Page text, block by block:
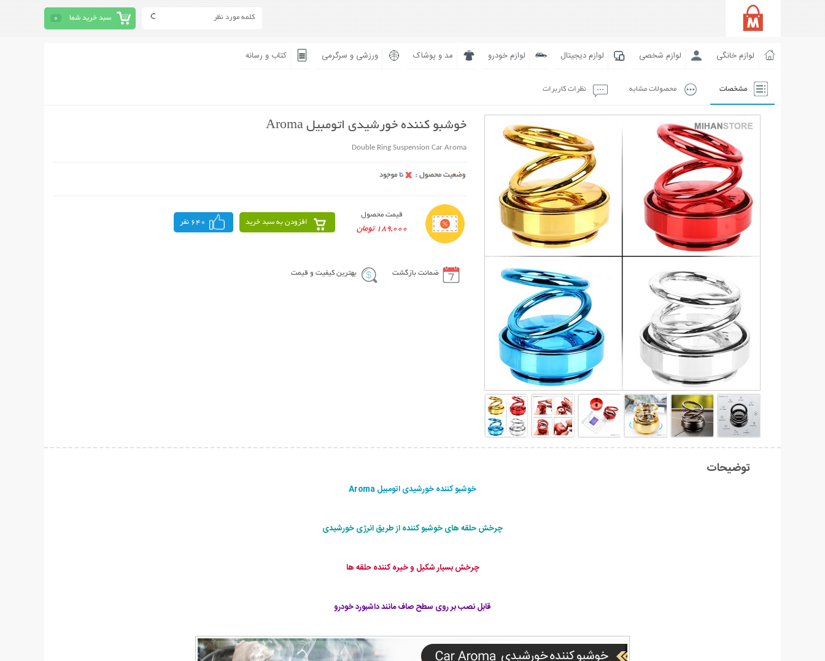
سبد خرید شما 0
لوازم خانگی لوازم شخصی لوازم دیجیتال لوازم خودرو مد و پوشاک ورزشی و سرگرمی کتاب و رسانه
مشخصات محصولات مشابه نظرات کاربرات
خوشبو کننده خورشیدی اتومبیل Aroma
Double Ring Suspension Car Aroma
قیمت محصول
189,000 تومان
افزودن به سبد خرید 640 نفر
ضمانت بازگشت بهترین کیفیت و قیمت
توضیحات
خوشبو کننده خورشیدی اتومبیل Aroma
چرخش حلقه های خوشبو کننده از طریق انرژی خورشیدی
چرخش بسیار شکیل و خیره کننده حلقه ها
قابل نصب بر روی سطح صاف مانند داشبورد خودرو